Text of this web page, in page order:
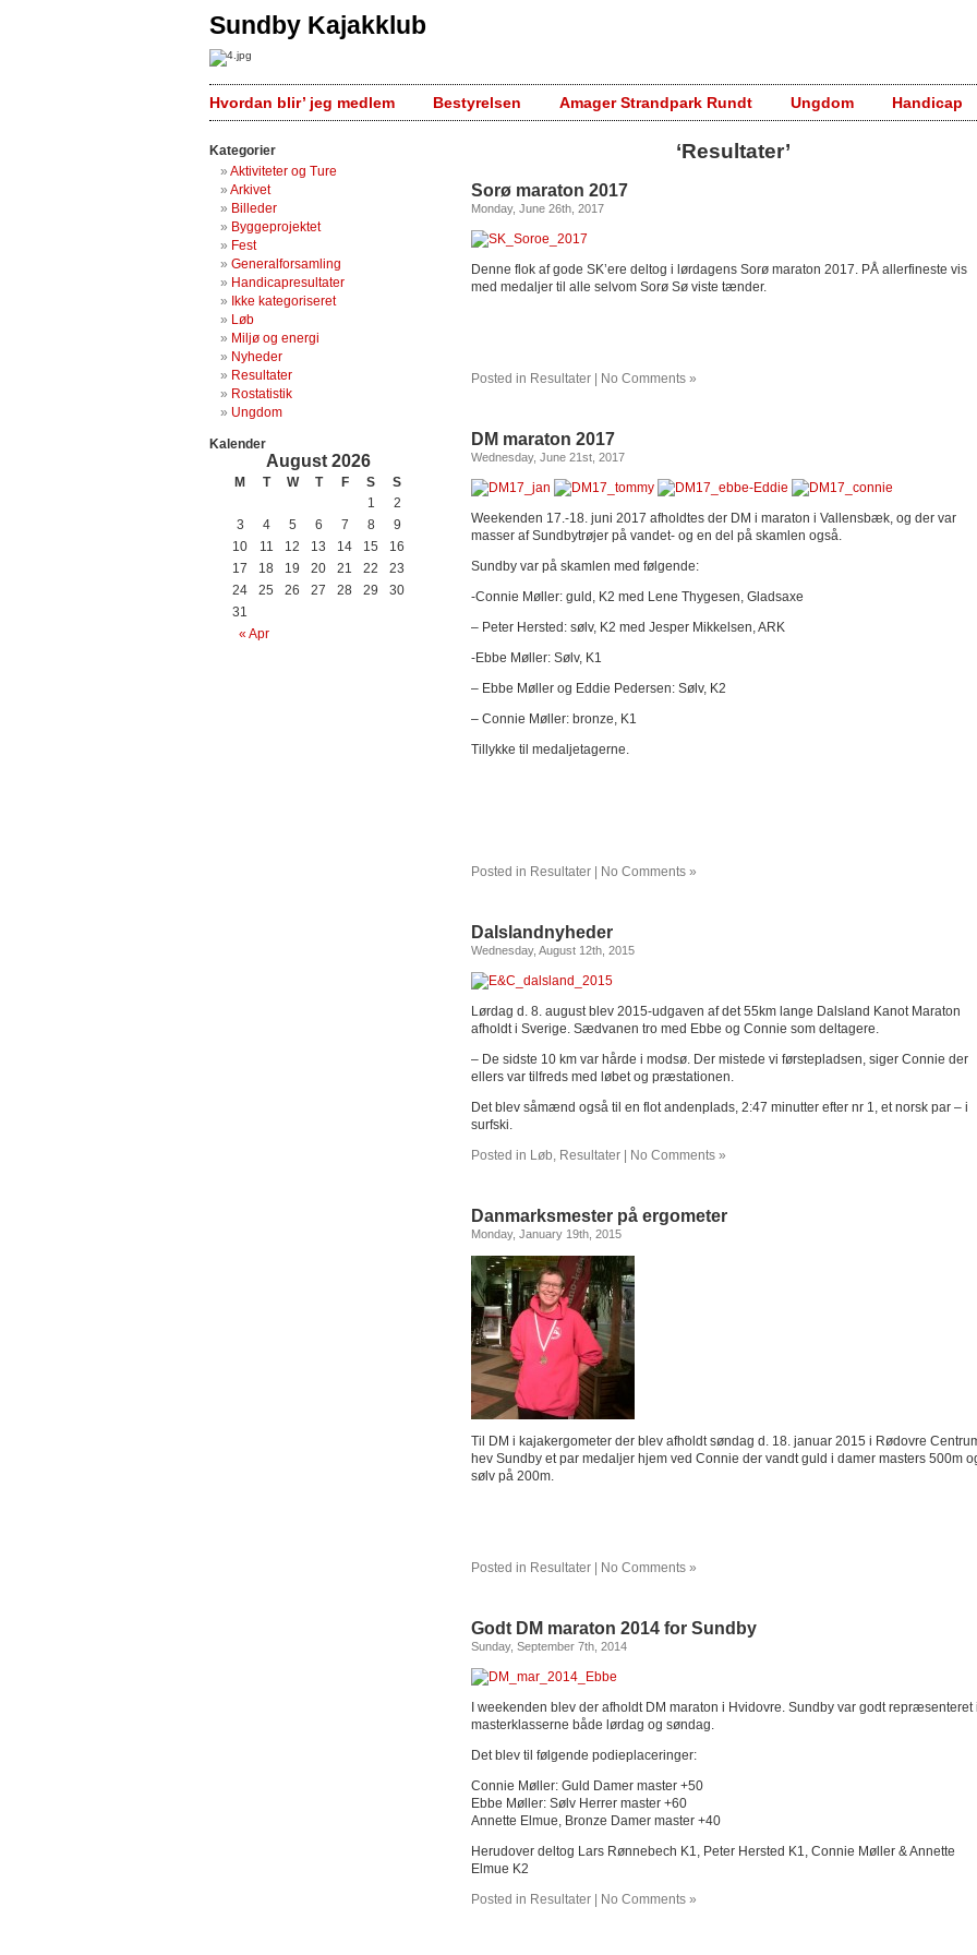
Sundby Kajakklub
Hvordan blir’ jeg medlem Bestyrelsen Amager Strandpark Rundt Ungdom Handicap
Kategorier
Aktiviteter og Ture
Arkivet
Billeder
Byggeprojektet
Fest
Generalforsamling
Handicapresultater
Ikke kategoriseret
Løb
Miljø og energi
Nyheder
Resultater
Rostatistik
Ungdom
Kalender
August 2026
M T W T F S S
« Apr
1
2
3
4 5 6 7 8
9
10
11 12 13 14 15
16
17
18 19 20 21 22
23
24
25 26 27 28 29
30
31
‘Resultater’
Sorø maraton 2017
Monday, June 26th, 2017
Denne flok af gode SK’ere deltog i lørdagens Sorø maraton 2017. PÅ allerfineste vis
med medaljer til alle selvom Sorø Sø viste tænder.
Posted in Resultater No Comments »
DM maraton 2017
Wednesday, June 21st, 2017
Weekenden 17.-18. juni 2017 afholdtes der DM i maraton i Vallensbæk, og der var
masser af Sundbytrøjer på vandet- og en del på skamlen også.
Sundby var på skamlen med følgende:
-Connie Møller: guld, K2 med Lene Thygesen, Gladsaxe
– Peter Hersted: sølv, K2 med Jesper Mikkelsen, ARK
-Ebbe Møller: Sølv, K1
– Ebbe Møller og Eddie Pedersen: Sølv, K2
– Connie Møller: bronze, K1
Tillykke til medaljetagerne.
Posted in Resultater No Comments »
Dalslandnyheder
Wednesday, August 12th, 2015
Lørdag d. 8. august blev 2015-udgaven af det 55km lange Dalsland Kanot Maraton
afholdt i Sverige. Sædvanen tro med Ebbe og Connie som deltagere.
– De sidste 10 km var hårde i modsø. Der mistede vi førstepladsen, siger Connie der
ellers var tilfreds med løbet og præstationen.
Det blev såmænd også til en flot andenplads, 2:47 minutter efter nr 1, et norsk par – i
surfski.
Posted in Løb, Resultater No Comments »
Danmarksmester på ergometer
Monday, January 19th, 2015
Til DM i kajakergometer der blev afholdt søndag d. 18. januar 2015 i Rødovre
hev Sundby et par medaljer hjem ved Connie der vandt guld i damer masters 500m
sølv på 200m.
Posted in Resultater No Comments »
Godt DM maraton 2014 for Sundby
Sunday, September 7th, 2014
I weekenden blev der afholdt DM maraton i Hvidovre. Sundby var godt repræsenteret i
masterklasserne både lørdag og søndag.
Det blev til følgende podieplaceringer:
Connie Møller: Guld Damer master +50
Ebbe Møller: Sølv Herrer master +60
Annette Elmue, Bronze Damer master +40
Herudover deltog Lars Rønnebech K1, Peter Hersted K1, Connie Møller & Annette
Elmue K2
Posted in Resultater No Comments »